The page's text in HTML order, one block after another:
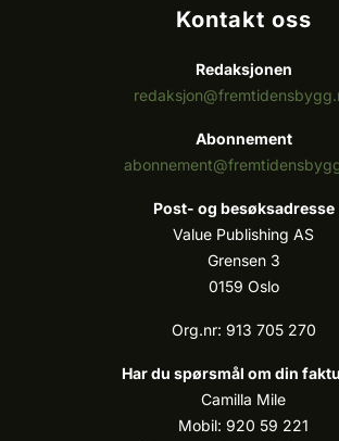
Kontakt oss
Redaksjonen
Abonnement
Post- og besøksadresse
Value Publishing AS
Grensen 3
0159 Oslo
Org.nr: 913 705 270
Har du spørsmål om din
Camilla Mile
Mobil: 920 59 221